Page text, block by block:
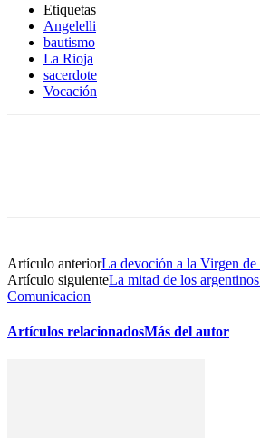
Etiquetas
Angelelli
bautismo
La Rioja
sacerdote
Vocación
Artículo anteriorLa devoción a la Virgen
Artículo siguienteLa mitad de los
Comunicacion
Artículos relacionadosMás del autor